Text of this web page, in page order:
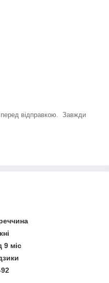
перед відправкою. Завжди
9 міс